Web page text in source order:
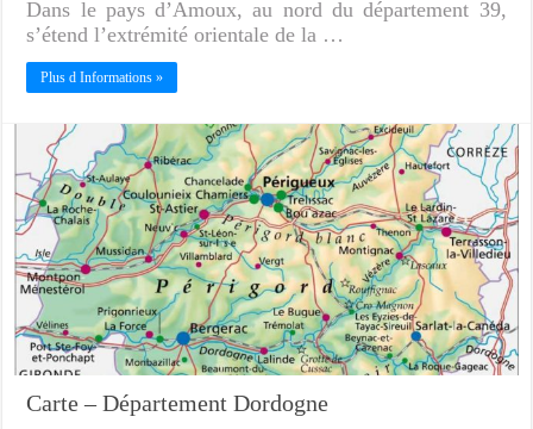
Dans le pays d’Amoux, au nord du département 39,
s’étend l’extrémité orientale de la …
Plus d Informations »
Carte – Département Dordogne